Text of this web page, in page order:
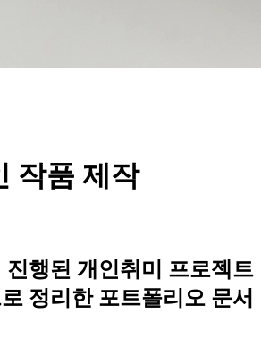
작품 제작
진행된 개인취미 프로젝트
정리한 포트폴리오 문서